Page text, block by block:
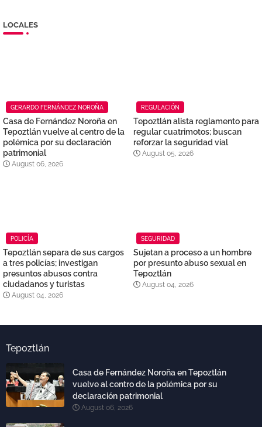
LOCALES
GERARDO FERNÁNDEZ NOROÑA
Casa de Fernández Noroña en
Tepoztlán vuelve al centro de la
polémica por su declaración
patrimonial
August 06, 2026
REGULACIÓN
Tepoztlán alista reglamento para
regular cuatrimotos; buscan
reforzar la seguridad vial
August 05, 2026
POLICÍA
Tepoztlán separa de sus cargos
a tres policías; investigan
presuntos abusos contra
ciudadanos y turistas
August 04, 2026
SEGURIDAD
Sujetan a proceso a un hombre
por presunto abuso sexual en
Tepoztlán
August 04, 2026
Tepoztlán
Casa de Fernández Noroña en Tepoztlán
vuelve al centro de la polémica por su
declaración patrimonial
August 06, 2026